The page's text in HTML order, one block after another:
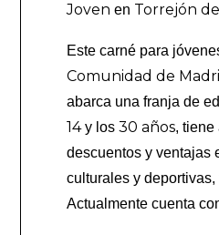
Joven en Torrejón
Este carné para
Comunidad de
abarca una franja de
14y los30 años, tiene
descuentos y ventajas
culturales y
Actualmente cuenta